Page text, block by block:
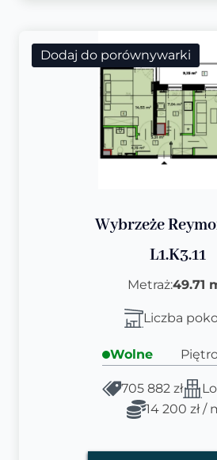
Dodaj do porównywarki
Wybrzeże
L1.K3.11
Metraż:49.71
Liczba
Wolne
705 882 zł
14 200 zł /